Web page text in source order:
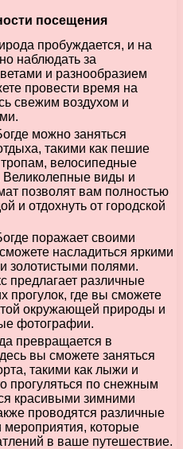
посещения
пробуждается, и на
наблюдать за
и разнообразием
провести время на
свежим воздухом и
можно заняться
такими как пешие
велосипедные
Великолепные виды и
позволят вам полностью
и отдохнуть от городской
поражает своими
насладиться яркими
золотистыми полями.
предлагает различные
прогулок, где вы сможете
окружающей природы и
фотографии.
превращается в
вы сможете заняться
такими как лыжи и
прогуляться по снежным
красивыми зимними
проводятся различные
которые
в ваше путешествие.